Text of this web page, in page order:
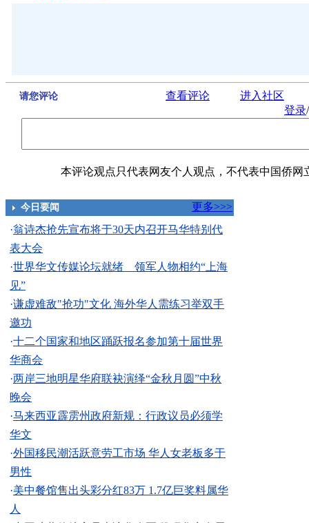
请您评论 查看评论
进入社区
登录/
本评论观点只代表网友个人观点，不代表中国侨网
今日要闻
更多>>>
·翁诗杰抢先宣布将于30天内召开马华特别代
表大会
·世界华文传媒论坛就绪 领军人物相约“上海
见”
·谦虚难敌"抢功"文化 海外华人需练习举双手
邀功
·十二个国家和地区踊跃报名参加第十届世界
华商会
·两岸三地明星华府联袂演绎“金秋月圆”中秋
晚会
·马来西亚霹雳州政府新规：行政议员必须学
华文
·外国移民潮活跃意劳工市场 华人女老板多于
男性
·美中餐馆售出头彩分红83万 1.7亿巨奖料属华
人